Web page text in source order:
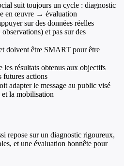
suit toujours un cycle : diagnostic
en œuvre → évaluation
sur des données réelles
et pas sur des
doivent être SMART pour être
les résultats obtenus aux objectifs
futures actions
adapter le message au public visé
et la mobilisation
repose sur un diagnostic rigoureux,
et une évaluation honnête pour